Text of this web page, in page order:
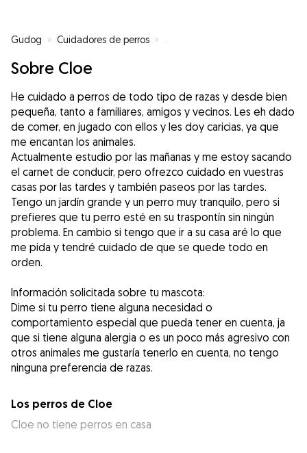
Gudog » Cuidadores de perros »
Sobre Cloe
He cuidado a perros de todo tipo de razas y desde bien
pequeña, tanto a familiares, amigos y vecinos. Les eh dado
de comer, en jugado con ellos y les doy caricias, ya que
me encantan los animales.
Actualmente estudio por las mañanas y me estoy sacando
el carnet de conducir, pero ofrezco cuidado en vuestras
casas por las tardes y también paseos por las tardes.
Tengo un jardín grande y un perro muy tranquilo, pero si
prefieres que tu perro esté en su traspontín sin ningún
problema. En cambio si tengo que ir a su casa aré lo que
me pida y tendré cuidado de que se quede todo en
orden.
Información solicitada sobre tu mascota:
Dime si tu perro tiene alguna necesidad o
comportamiento especial que pueda tener en cuenta, ja
que si tiene alguna alergia o es un poco más agresivo con
otros animales me gustaría tenerlo en cuenta, no tengo
ninguna preferencia de razas.
Los perros de Cloe
Cloe no tiene perros en casa